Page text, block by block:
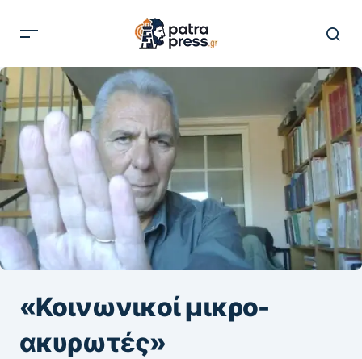
«Κοινωνικοί μικρο-
ακυρωτές»